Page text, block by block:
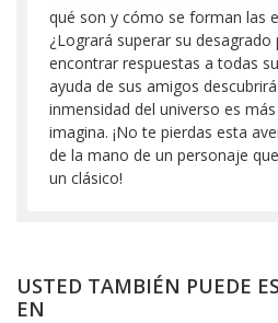
qué son y cómo se forman las
¿Logrará superar su desagrado
encontrar respuestas a todas
ayuda de sus amigos
inmensidad del universo es
imagina. ¡No te pierdas esta
de la mano de un personaje
un clásico!
USTED TAMBIÉN PUEDE
EN